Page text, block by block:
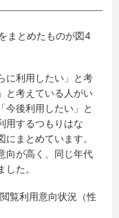
まとめたものが図4
に利用したい」と考
と考えている人がい
今後利用したい」と
用するつもりはな
まとめています。
向が高く、同じ年代
た。
覧利用意向状況（性